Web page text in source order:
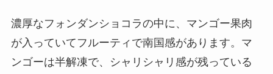
濃厚なフォンダンショコラの中に、マンゴー果肉
が入っていてフルーティで南国感があります。マ
ンゴーは半解凍で、シャリシャリ感が残っている